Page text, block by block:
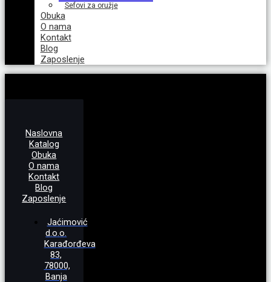
Sefovi za oružje
Obuka
O nama
Kontakt
Blog
Zaposlenje
Naslovna
Katalog
Obuka
O nama
Kontakt
Blog
Zaposlenje
Jaćimović
d.o.o.
Karađorđeva
83,
78000,
Banja